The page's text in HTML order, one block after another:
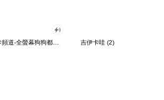
吉伊卡哇 (2)